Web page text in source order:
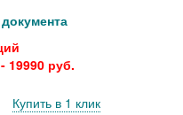
руб.
Купить в 1 клик